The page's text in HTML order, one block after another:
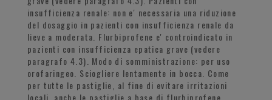
insufficienza renale: non e' necessaria una riduzione
del dosaggio in pazienti con insufficienza renale da
lieve a moderata. Flurbiprofene e' controindicato in
pazienti con insufficienza epatica grave (vedere
paragrafo 4.3). Modo di somministrazione: per uso
orofaringeo. Sciogliere lentamente in bocca. Come
per tutte le pastiglie, al fine di evitare irritazioni
locali, anche le pastiglie a base di flurbiprofene